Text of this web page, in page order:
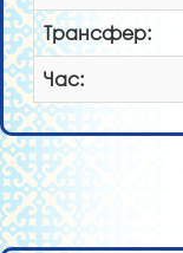
Трансфер:
Час: